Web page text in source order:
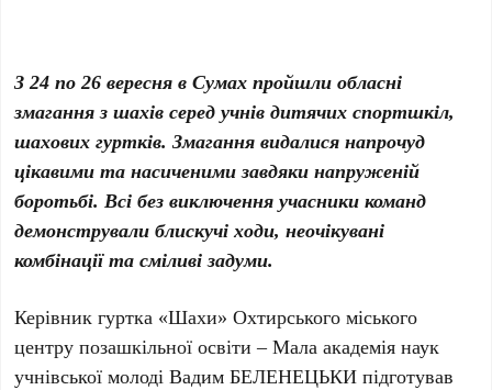
З 24 по 26 вересня в Сумах пройшли обласні
змагання з шахів серед учнів дитячих спортшкіл,
шахових гуртків. Змагання видалися напрочуд
цікавими та насиченими завдяки напруженій
боротьбі. Всі без виключення учасники команд
демонстрували блискучі ходи, неочікувані
комбінації та сміливі задуми.
Керівник гуртка «Шахи» Охтирського міського
центру позашкільної освіти – Мала академія наук
учнівської молоді Вадим БЕЛЕНЕЦЬКИ підготував